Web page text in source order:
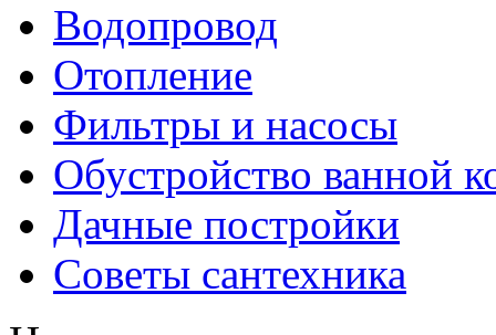
Водопровод
Отопление
Фильтры и насосы
Обустройство ванной
Дачные постройки
Советы сантехника